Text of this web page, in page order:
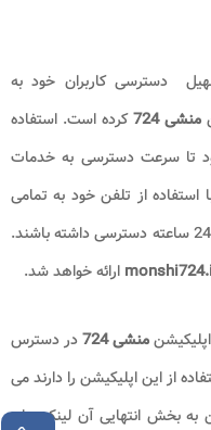
دسترسی کاربران خود به
منشی 724
کرده است. استفاده
تا سرعت دسترسی به خدمات
استفاده از تلفن خود به تمامی
در هر جای ایران و به صورت 24 ساعته دسترسی داشته باشند.
ارائه خواهد شد.
منشی 724
در دسترس
از این اپلیکیشن را دارند می
به بخش انتهایی آن لینک های